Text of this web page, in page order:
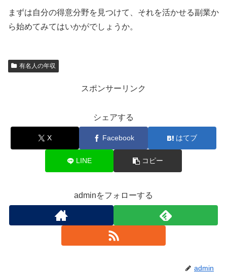
まずは自分の得意分野を見つけて、それを活かせる副業か
ら始めてみてはいかがでしょうか。
有名人の年収
スポンサーリンク
シェアする
X Facebook はてブ
LINE コピー
adminをフォローする
admin